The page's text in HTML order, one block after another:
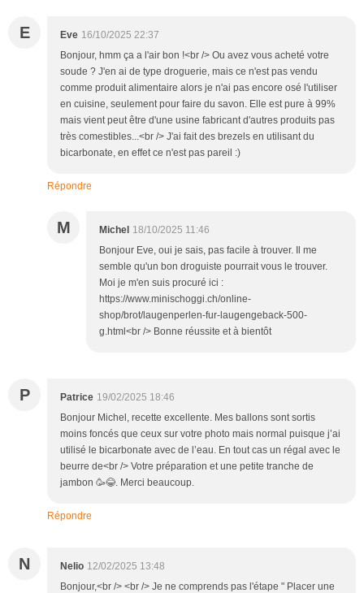
E Eve 16/10/2025 22:37
Bonjour, hmm ça a l'air bon !<br /> Ou avez vous acheté votre
soude ? J'en ai de type droguerie, mais ce n'est pas vendu
comme produit alimentaire alors je n'ai pas encore osé l'utiliser
en cuisine, seulement pour faire du savon. Elle est pure à 99%
mais vient peut être d'une usine fabricant d'autres produits pas
très comestibles...<br /> J'ai fait des brezels en utilisant du
bicarbonate, en effet ce n'est pas pareil :)
Répondre
M Michel 18/10/2025 11:46
Bonjour Eve, oui je sais, pas facile à trouver. Il me
semble qu'un bon droguiste pourrait vous le trouver.
Moi je m'en suis procuré ici :
https://www.minischoggi.ch/online-
shop/brot/laugenperlen-fur-laugengeback-500-
g.html<br /> Bonne réussite et à bientôt
P Patrice 19/02/2025 18:46
Bonjour Michel, recette excellente. Mes ballons sont sortis
moins foncés que ceux sur votre photo mais normal puisque j’ai
utilisé le bicarbonate avec de l’eau. En tout cas un régal avec le
beurre de<br /> Votre préparation et une petite tranche de
jambon 🥳😂. Merci beaucoup.
Répondre
N Nelio 12/02/2025 13:48
Bonjour,<br /> <br /> Je ne comprends pas l'étape " Placer une